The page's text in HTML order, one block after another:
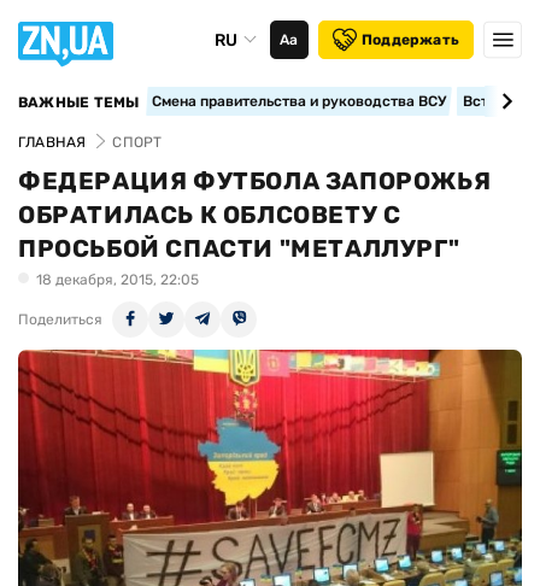
RU Аа Поддержать
ВАЖНЫЕ ТЕМЫ Смена правительства и руководства ВСУ
ГЛАВНАЯ СПОРТ
ФЕДЕРАЦИЯ ФУТБОЛА ЗАПОРОЖЬЯ
ОБРАТИЛАСЬ К ОБЛСОВЕТУ С
ПРОСЬБОЙ СПАСТИ "МЕТАЛЛУРГ"
18 декабря, 2015, 22:05
Поделиться